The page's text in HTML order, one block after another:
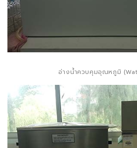
อ่างน้ำควบคุมอุณหภูมิ